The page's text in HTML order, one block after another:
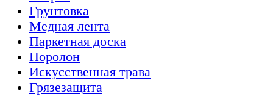
Грунтовка
Медная лента
Паркетная доска
Поролон
Искусственная трава
Грязезащита